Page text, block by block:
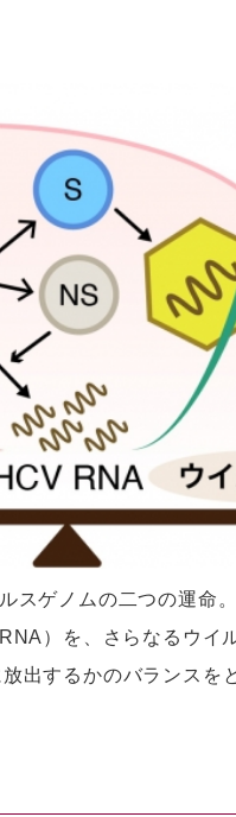
スゲノムの二つの運命
）を、さらなるウイ
出するかのバランスを